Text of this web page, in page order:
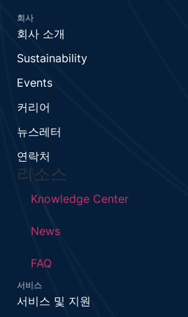
회사
회사 소개
Sustainability
Events
커리어
뉴스레터
연락처
리소스
Knowledge Center
News
FAQ
서비스
서비스 및 지원